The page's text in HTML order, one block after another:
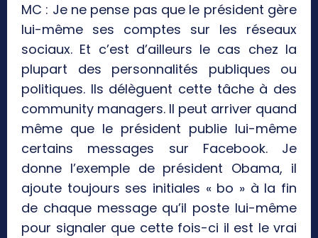
MC : Je ne pense pas que le président gère
lui-même ses comptes sur les réseaux
sociaux. Et c’est d’ailleurs le cas chez la
plupart des personnalités publiques ou
politiques. Ils délèguent cette tâche à des
community managers. Il peut arriver quand
même que le président publie lui-même
certains messages sur Facebook. Je
donne l’exemple de président Obama, il
ajoute toujours ses initiales « bo » à la fin
de chaque message qu’il poste lui-même
pour signaler que cette fois-ci il est le vrai